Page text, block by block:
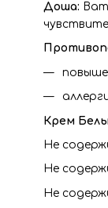
Доша:
Крем
Не
Не
Не